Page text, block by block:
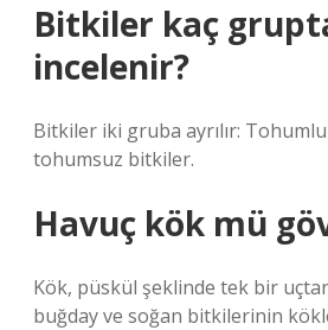
Bitkiler kaç
incelenir?
Bitkiler iki gruba ayrılır:
tohumsuz bitkiler.
Havuç kök mü
Kök, püskül şeklinde tek bir uçtan
buğday ve soğan bitkilerinin